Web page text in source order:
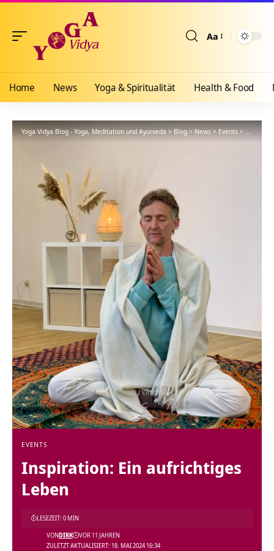
Aa
Home News Yoga & Spiritualität Health & Food
Yoga Vidya Blog - Yoga, Meditation und Ayurveda>Blog>News>Events>
EVENTS
Inspiration: Ein aufrichtiges
Leben
ZULETZT AKTUALISIERT: 18. MAI 2024 16:34
VONDIRK VOR 11 JAHREN
LESEZEIT: 0 MIN